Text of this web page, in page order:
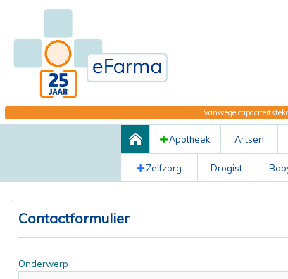
Vanwege
Apotheek Artsen
Zelfzorg Drogist
Contactformulier
Onderwerp